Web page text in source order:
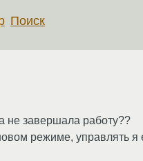
Поиск
не завершала работу??
режиме, управлять я